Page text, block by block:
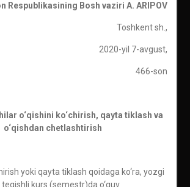
Respublikasining Bosh vaziri A. ARIPOV
Toshkent sh.,
2020-yil 7-avgust,
466-son
o‘qishini ko‘chirish, qayta tiklash va
o‘qishdan chetlashtirish
yoki qayta tiklash qoidaga ko‘ra, yozgi
tegishli kurs (semestr)da o‘quv